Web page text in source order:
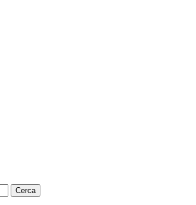
Cerca